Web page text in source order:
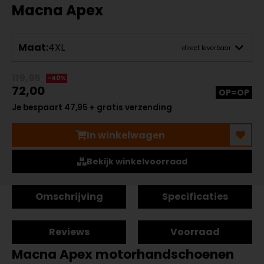
Macna Apex
Maat:4XL direct leverbaar
-40%
72,00
Je bespaart 47,95 + gratis verzending
OP=OP
In winkelwagen
Bekijk winkelvoorraad
Omschrijving Specificaties
Reviews Voorraad
Macna Apex motorhandschoenen